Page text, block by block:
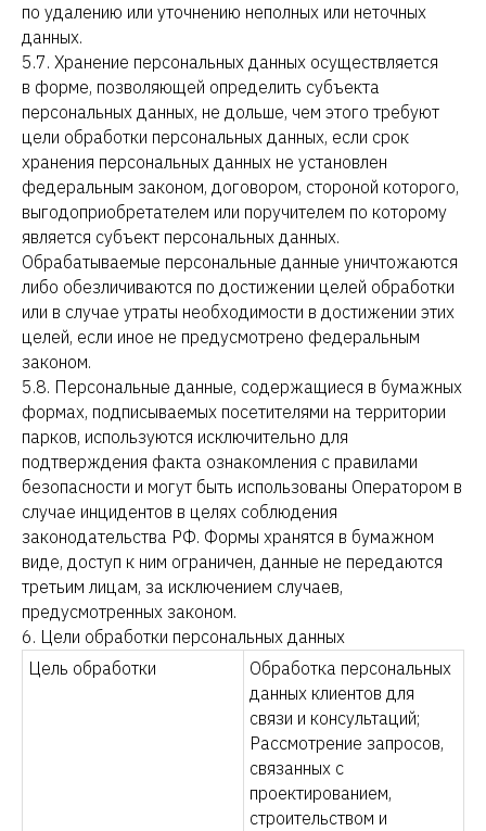
по удалению или уточнению неполных или неточных
данных.
5.7. Хранение персональных данных осуществляется
в форме, позволяющей определить субъекта
персональных данных, не дольше, чем этого требуют
цели обработки персональных данных, если срок
хранения персональных данных не установлен
федеральным законом, договором, стороной которого,
выгодоприобретателем или поручителем по которому
является субъект персональных данных.
Обрабатываемые персональные данные уничтожаются
либо обезличиваются по достижении целей обработки
или в случае утраты необходимости в достижении этих
целей, если иное не предусмотрено федеральным
законом.
5.8. Персональные данные, содержащиеся в бумажных
формах, подписываемых посетителями на территории
парков, используются исключительно для
подтверждения факта ознакомления с правилами
безопасности и могут быть использованы Оператором в
случае инцидентов в целях соблюдения
законодательства РФ. Формы хранятся в бумажном
виде, доступ к ним ограничен, данные не передаются
третьим лицам, за исключением случаев,
предусмотренных законом.
6. Цели обработки персональных данных
Цель обработки
Обработка персональных
данных клиентов для
связи и консультаций;
Рассмотрение запросов,
связанных с
проектированием,
строительством и